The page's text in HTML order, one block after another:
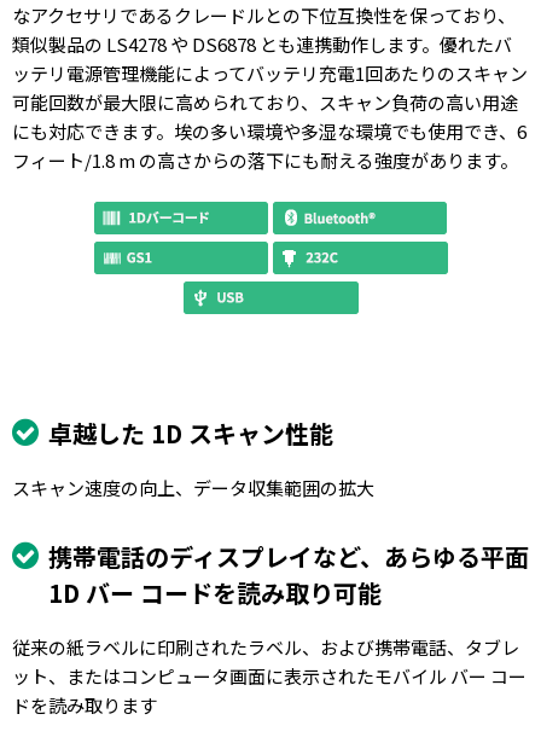
なアクセサリであるクレードルとの下位互換性を保っており、
類似製品の LS4278 や DS6878 とも連携動作します。優れたバ
ッテリ電源管理機能によってバッテリ充電1回あたりのスキャン
可能回数が最大限に高められており、スキャン負荷の高い用途
にも対応できます。埃の多い環境や多湿な環境でも使用でき、6
フィート/1.8 m の高さからの落下にも耐える強度があります。
卓越した 1D スキャン性能
スキャン速度の向上、データ収集範囲の拡大
携帯電話のディスプレイなど、あらゆる平面
1D バー コードを読み取り可能
従来の紙ラベルに印刷されたラベル、および携帯電話、タブレ
ット、またはコンピュータ画面に表示されたモバイル バー コー
ドを読み取ります